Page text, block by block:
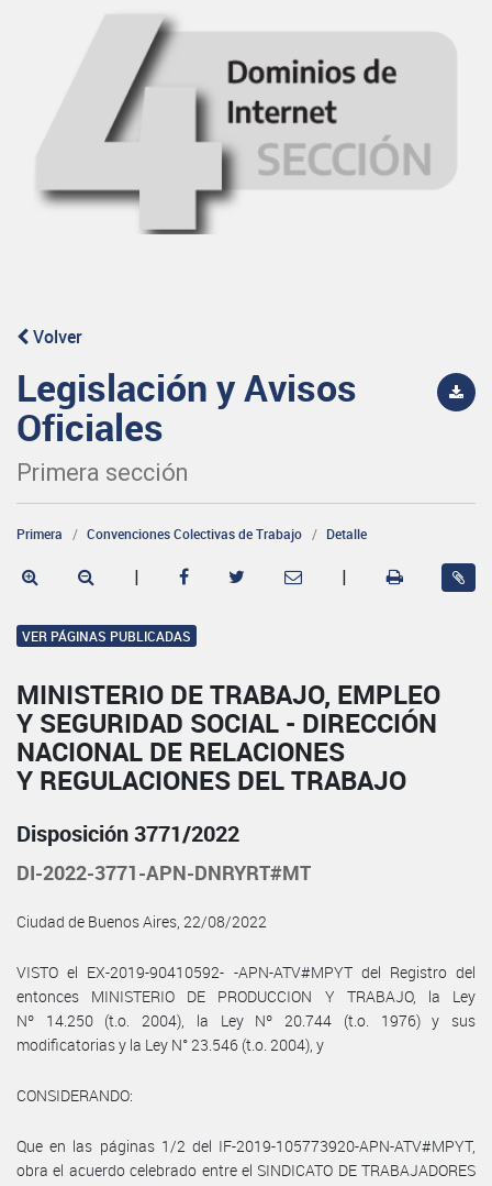
Volver
Legislación y Avisos
Oficiales
Primera sección
Primera Convenciones Colectivas de Trabajo Detalle
| |
VER PÁGINAS PUBLICADAS
MINISTERIO DE TRABAJO, EMPLEO
Y SEGURIDAD SOCIAL - DIRECCIÓN
NACIONAL DE RELACIONES
Y REGULACIONES DEL TRABAJO
Disposición 3771/2022
DI-2022-3771-APN-DNRYRT#MT
Ciudad de Buenos Aires, 22/08/2022
VISTO el EX-2019-90410592- -APN-ATV#MPYT del Registro del
entonces MINISTERIO DE PRODUCCION Y TRABAJO, la Ley
Nº 14.250 (t.o. 2004), la Ley Nº 20.744 (t.o. 1976) y sus
modificatorias y la Ley N° 23.546 (t.o. 2004), y
CONSIDERANDO:
Que en las páginas 1/2 del IF-2019-105773920-APN-ATV#MPYT,
obra el acuerdo celebrado entre el SINDICATO DE TRABAJADORES